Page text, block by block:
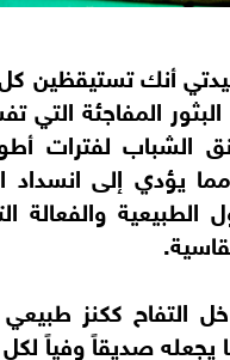
أنك تستيقظين كل
المفاجئة التي
الشباب لفترات
مما يؤدي إلى
الطبيعية والفعالة
التفاح ككنز
يجعله صديقاً وفياً